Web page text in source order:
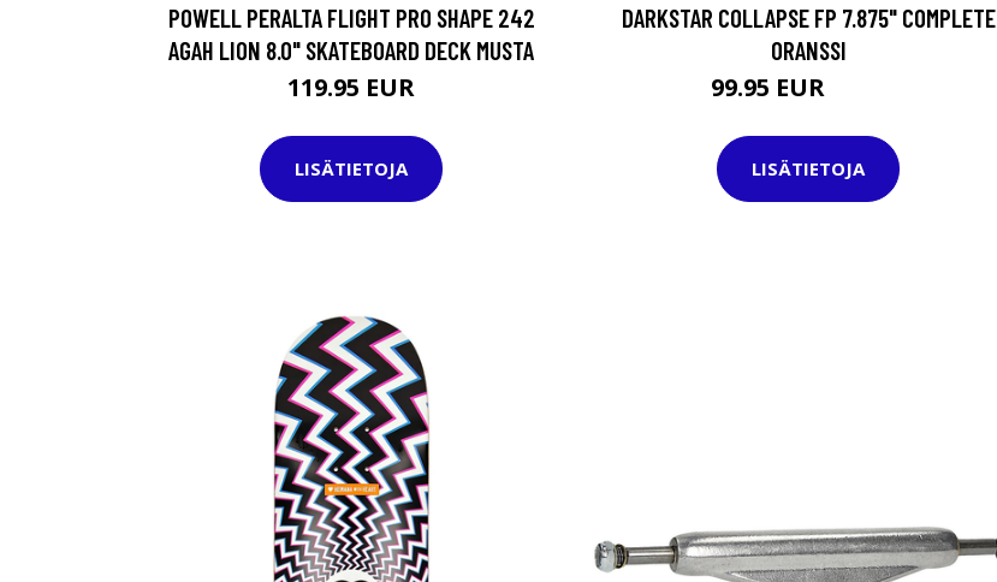
POWELL PERALTA FLIGHT PRO SHAPE 242
AGAH LION 8.0" SKATEBOARD DECK MUSTA
119.95 EUR
LISÄTIETOJA
DARKSTAR COLLAPSE FP 7.875" COMPLETE
ORANSSI
99.95 EUR
LISÄTIETOJA